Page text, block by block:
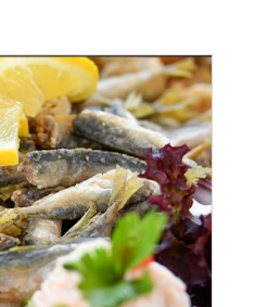
/ DETALII